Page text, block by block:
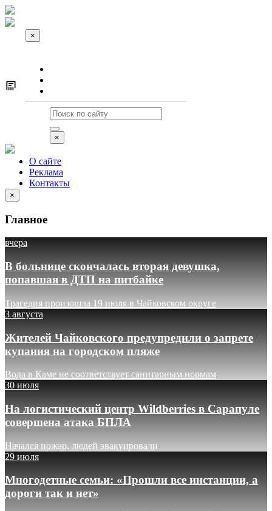
×
×
О сайте
Реклама
Контакты
×
Главное
вчера
В больнице скончалась вторая девушка,
попавшая в ДТП на питбайке
Трагедия произошла 19 июля в Чайковском округе
3 августа
Жителей Чайковского предупредили о запрете
купания на городском пляже
Вода в Каме не соответствует санитарным нормам
30 июля
На логистический центр Wildberries в Сарапуле
совершена атака БПЛА
Начался пожар, людей эвакуировали
29 июля
Многодетные семьи: «Прошли все инстанции, а
дороги так и нет»